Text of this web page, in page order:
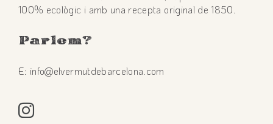
100% ecològic i amb una recepta original de 1850.
Parlem?
E: info@elvermutdebarcelona.com